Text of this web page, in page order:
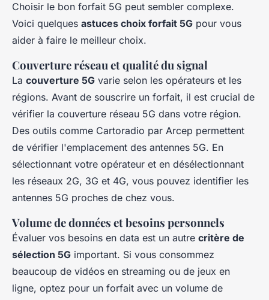
Choisir le bon forfait 5G peut sembler complexe.
Voici quelques astuces choix forfait 5G pour vous
aider à faire le meilleur choix.
Couverture réseau et qualité du signal
La couverture 5G varie selon les opérateurs et les
régions. Avant de souscrire un forfait, il est crucial de
vérifier la couverture réseau 5G dans votre région.
Des outils comme Cartoradio par Arcep permettent
de vérifier l'emplacement des antennes 5G. En
sélectionnant votre opérateur et en désélectionnant
les réseaux 2G, 3G et 4G, vous pouvez identifier les
antennes 5G proches de chez vous.
Volume de données et besoins personnels
Évaluer vos besoins en data est un autre critère de
sélection 5G important. Si vous consommez
beaucoup de vidéos en streaming ou de jeux en
ligne, optez pour un forfait avec un volume de